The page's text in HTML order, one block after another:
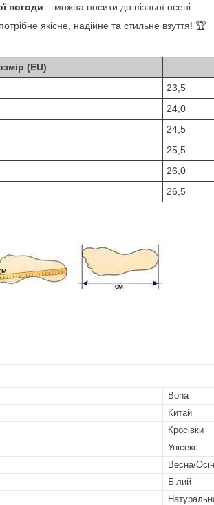
погоди – можна носити до пізньої осені.
якісне, надійне та стильне взуття! 🏆
(EU)
23,5
24,0
24,5
25,5
26,0
26,5
Bona
Китай
Кросівки
Унісекс
Весна/
Білий